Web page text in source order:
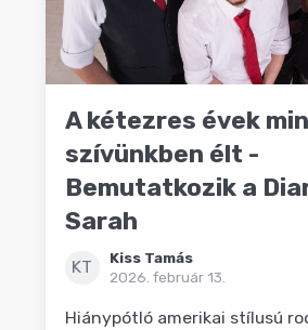
A kétezres évek
szívünkben élt -
Bemutatkozik a
Sarah
KT
Kiss Tamás
2026. február 13.
Hiánypótló amerikai stílusú